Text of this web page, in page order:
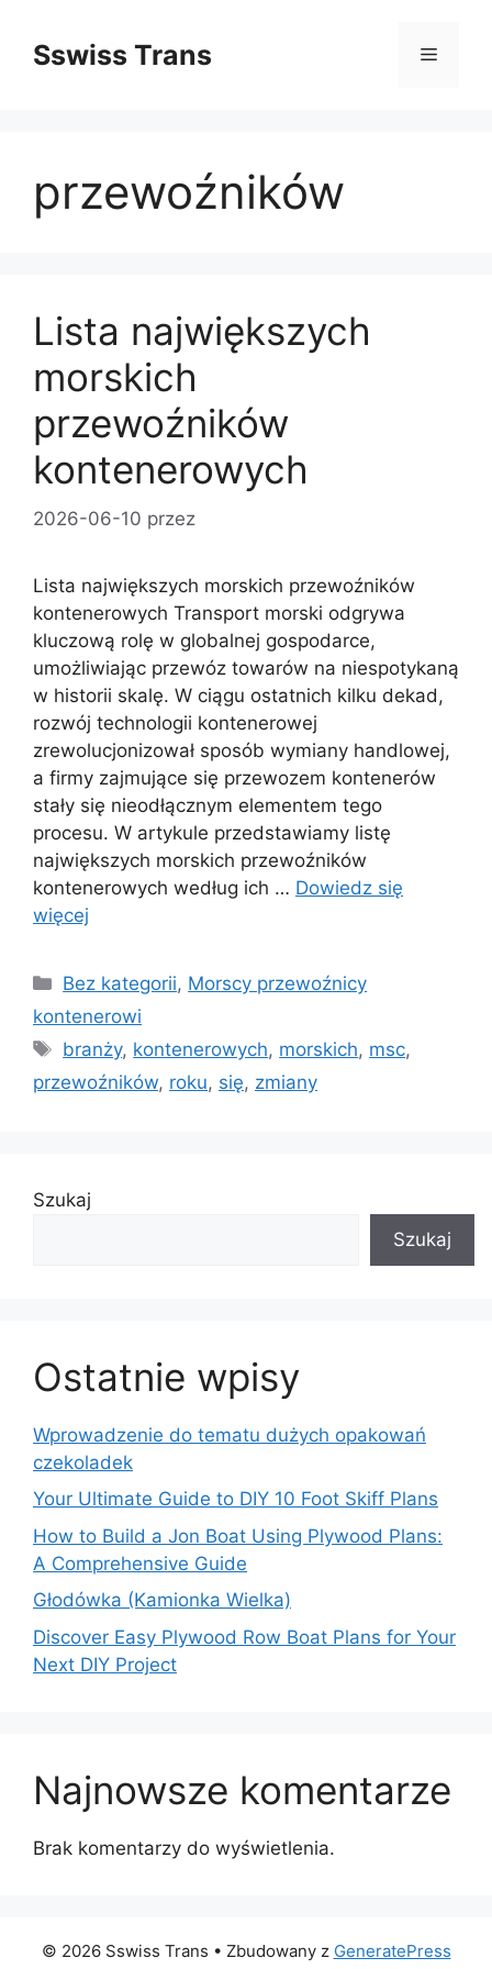
treściSswiss Trans Menu
przewoźników
Lista największych
morskich
przewoźników
kontenerowych
2026-06-10 przez
Lista największych morskich przewoźników
kontenerowych Transport morski odgrywa
kluczową rolę w globalnej gospodarce,
umożliwiając przewóz towarów na niespotykaną
w historii skalę. W ciągu ostatnich kilku dekad,
rozwój technologii kontenerowej
zrewolucjonizował sposób wymiany handlowej,
a firmy zajmujące się przewozem kontenerów
stały się nieodłącznym elementem tego
procesu. W artykule przedstawiamy listę
największych morskich przewoźników
kontenerowych według ich … Dowiedz się
więcej
Kategorie
Bez kategorii, Morscy przewoźnicy
kontenerowi
Tagi
branży, kontenerowych, morskich, msc,
przewoźników, roku, się, zmiany
Szukaj
Szukaj
Ostatnie wpisy
Wprowadzenie do tematu dużych opakowań
czekoladek
Your Ultimate Guide to DIY 10 Foot Skiff Plans
How to Build a Jon Boat Using Plywood Plans:
A Comprehensive Guide
Głodówka (Kamionka Wielka)
Discover Easy Plywood Row Boat Plans for Your
Next DIY Project
Najnowsze komentarze
Brak komentarzy do wyświetlenia.
© 2026 Sswiss Trans • Zbudowany z GeneratePress